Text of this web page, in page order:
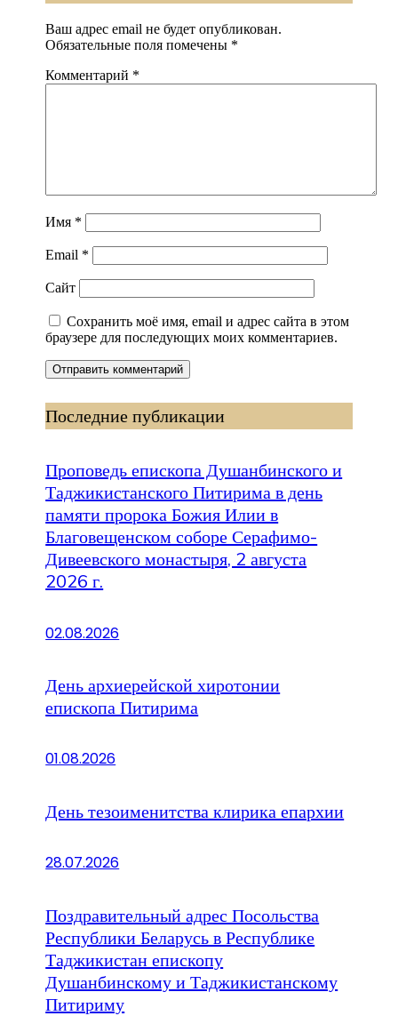
Ваш адрес email не будет опубликован.
Обязательные поля помечены *
Комментарий *
Имя *
Email *
Сайт
Сохранить моё имя, email и адрес сайта в этом
браузере для последующих моих комментариев.
Последние публикации
Проповедь епископа Душанбинского и
Таджикистанского Питирима в день
памяти пророка Божия Илии в
Благовещенском соборе Серафимо-
Дивеевского монастыря, 2 августа
2026 г.
02.08.2026
День архиерейской хиротонии
епископа Питирима
01.08.2026
День тезоименитства клирика епархии
28.07.2026
Поздравительный адрес Посольства
Республики Беларусь в Республике
Таджикистан епископу
Душанбинскому и Таджикистанскому
Питириму